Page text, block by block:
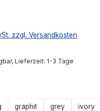
zzgl. Versandkosten
Lieferzeit: 1-3 Tage
graphit grey ivory